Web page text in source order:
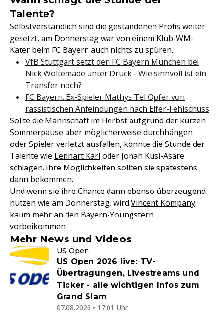
Talente?
Selbstverständlich sind die gestandenen Profis weiter
gesetzt, am Donnerstag war von einem Klub-WM-
Kater beim FC Bayern auch nichts zu spüren.
VfB Stuttgart setzt den FC Bayern München bei
Nick Woltemade unter Druck - Wie sinnvoll ist ein
Transfer noch?
FC Bayern: Ex-Spieler Mathys Tel Opfer von
rassistischen Anfeindungen nach Elfer-Fehlschuss
Sollte die Mannschaft im Herbst aufgrund der kurzen
Sommerpause aber möglicherweise durchhängen
oder Spieler verletzt ausfallen, könnte die Stunde der
Talente wie Lennart Karl oder Jonah Kusi-Asare
schlagen. Ihre Möglichkeiten sollten sie spätestens
dann bekommen.
Und wenn sie ihre Chance dann ebenso überzeugend
nutzen wie am Donnerstag, wird Vincent Kompany
kaum mehr an den Bayern-Youngstern
vorbeikommen.
Mehr News und Videos
US Open
US Open 2026 live: TV-
Übertragungen, Livestreams und
Ticker - alle wichtigen Infos zum
Grand Slam
07.08.2026 • 17:01 Uhr